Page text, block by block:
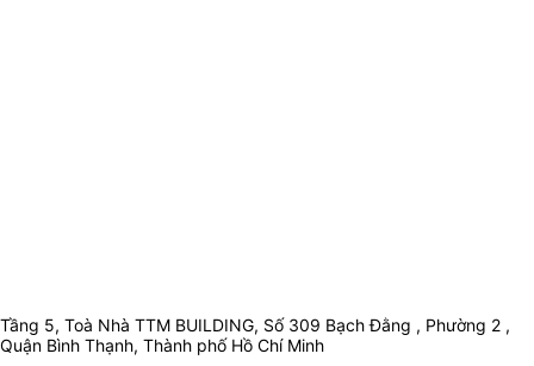
Tầng 5, Toà Nhà TTM BUILDING, Số 309 Bạch Đằng , Phường 2 ,
Quận Bình Thạnh, Thành phố Hồ Chí Minh